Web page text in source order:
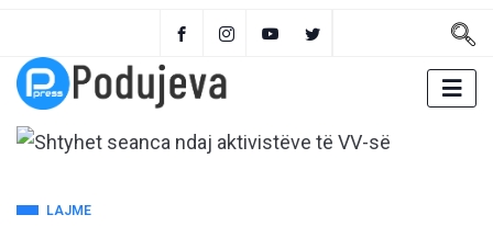
LAJME